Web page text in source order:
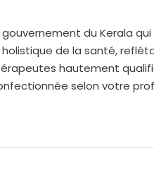
du Kerala
de la santé,
hautement
selon votre